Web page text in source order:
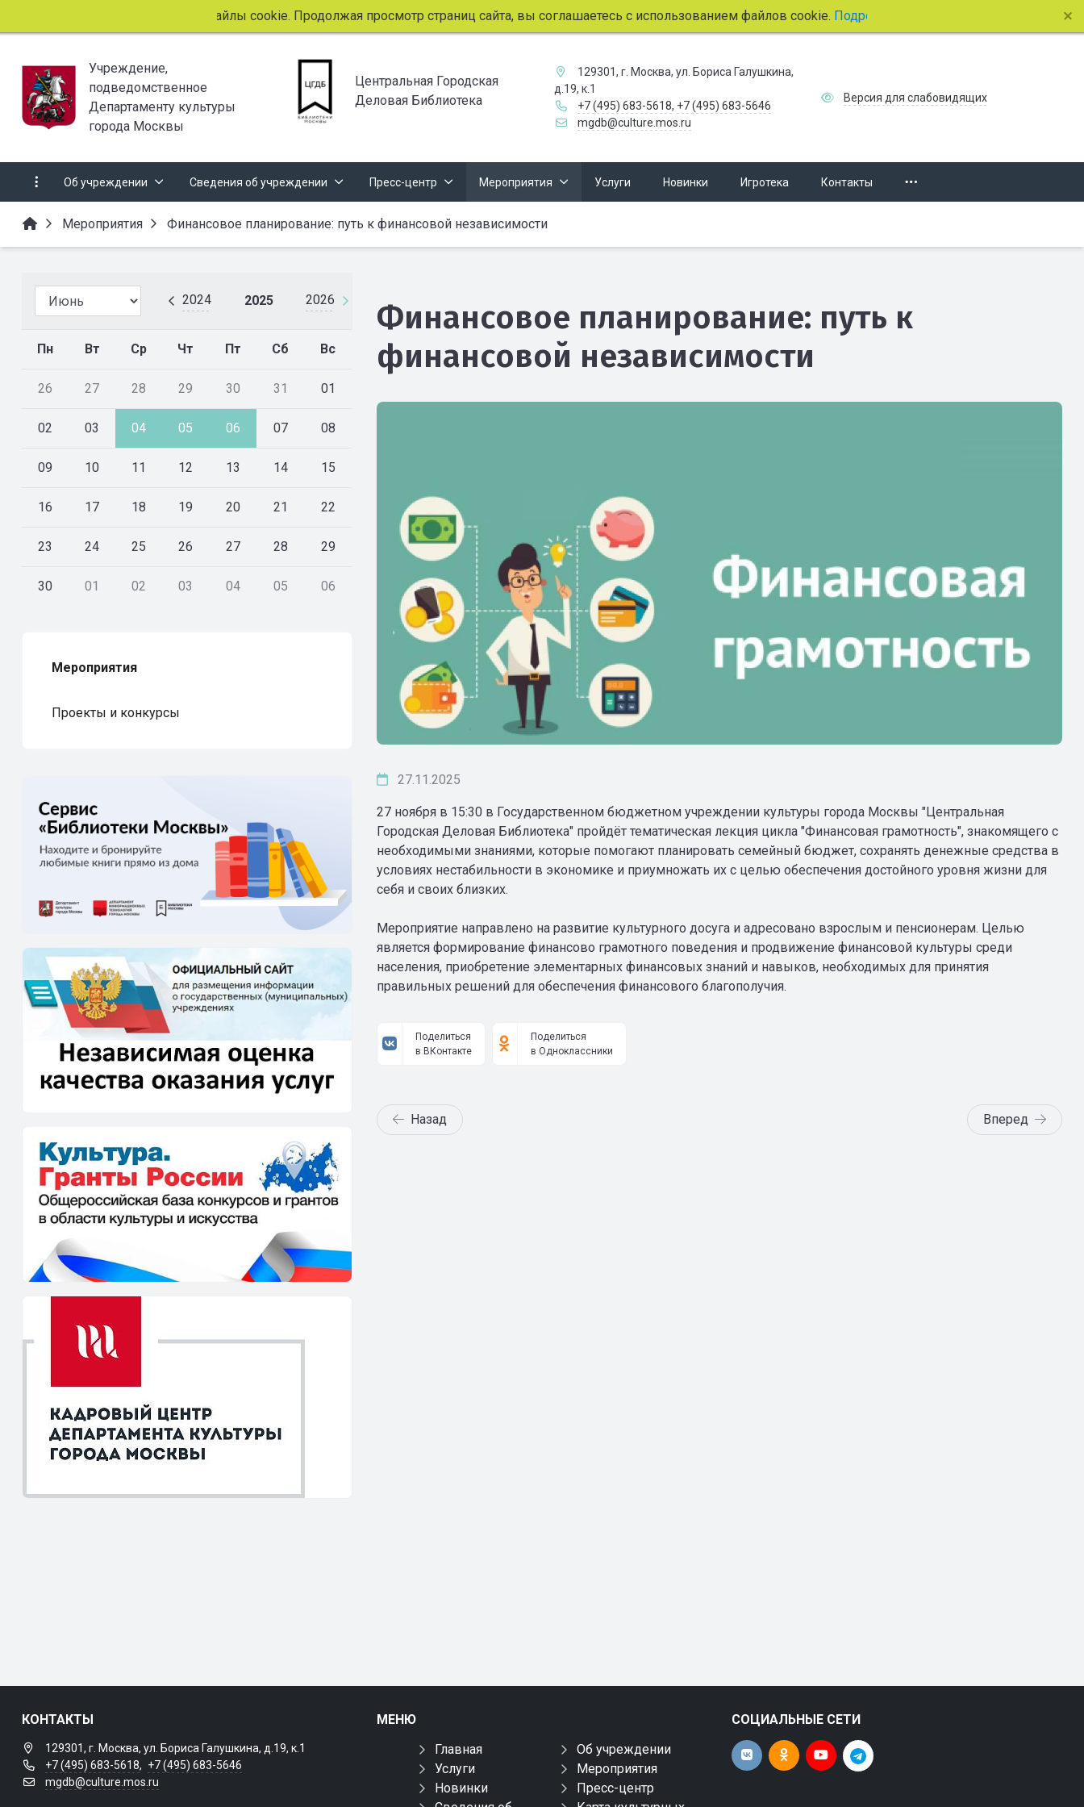
Этот сайт использует файлы cookie. Продолжая просмотр страниц сайта, вы соглашаетесь с использованием файлов cookie.Подробнее.
Учреждение,
подведомственное
Департаменту культуры
города Москвы
Центральная Городская
Деловая Библиотека
129301, г. Москва, ул. Бориса Галушкина,
д.19, к.1
+7 (495) 683-5618, +7 (495) 683-5646
mgdb@culture.mos.ru
Версия для слабовидящих
Об учреждении Сведения об учреждении Пресс-центр Мероприятия Услуги Новинки Игротека Контакты
Мероприятия Финансовое планирование: путь к финансовой независимости
2024 2025 2026
Пн Вт Ср Чт Пт Сб Вс
26 27 28 29 30 31 01
02 03 04 05 06 07 08
09 10 11 12 13 14 15
16 17 18 19 20 21 22
23 24 25 26 27 28 29
30 01 02 03 04 05 06
Мероприятия
Проекты и конкурсы
Финансовое планирование: путь к
финансовой независимости
27.11.2025
27 ноября в 15:30 в Государственном бюджетном учреждении культуры города Москвы "Центральная
Городская Деловая Библиотека" пройдёт тематическая лекция цикла "Финансовая грамотность", знакомящего с
необходимыми знаниями, которые помогают планировать семейный бюджет, сохранять денежные средства в
условиях нестабильности в экономике и приумножать их с целью обеспечения достойного уровня жизни для
себя и своих близких.
Мероприятие направлено на развитие культурного досуга и адресовано взрослым и пенсионерам. Целью
является формирование финансово грамотного поведения и продвижение финансовой культуры среди
населения, приобретение элементарных финансовых знаний и навыков, необходимых для принятия
правильных решений для обеспечения финансового благополучия.
Поделиться
в ВКонтакте
Поделиться
в Одноклассники
Назад Вперед
КОНТАКТЫ
129301, г. Москва, ул. Бориса Галушкина, д.19, к.1
+7 (495) 683-5618, +7 (495) 683-5646
mgdb@culture.mos.ru
МЕНЮ
Главная
Об учреждении
Услуги
Мероприятия
Новинки
Пресс-центр
СОЦИАЛЬНЫЕ СЕТИ